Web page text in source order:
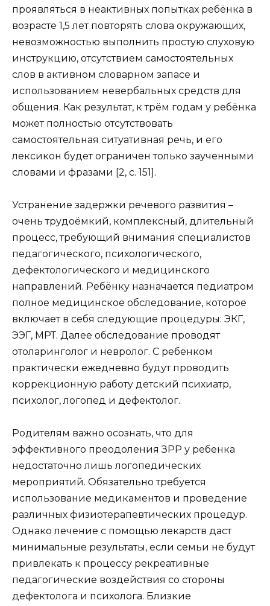
проявляться в неактивных попытках ребёнка в
возрасте 1,5 лет повторять слова окружающих,
невозможностью выполнить простую слуховую
инструкцию, отсутствием самостоятельных
слов в активном словарном запасе и
использованием невербальных средств для
общения. Как результат, к трём годам у ребёнка
может полностью отсутствовать
самостоятельная ситуативная речь, и его
лексикон будет ограничен только заученными
словами и фразами [2, с. 151].
Устранение задержки речевого развития –
очень трудоёмкий, комплексный, длительный
процесс, требующий внимания специалистов
педагогического, психологического,
дефектологического и медицинского
направлений. Ребёнку назначается педиатром
полное медицинское обследование, которое
включает в себя следующие процедуры: ЭКГ,
ЭЭГ, МРТ. Далее обследование проводят
отоларинголог и невролог. С ребёнком
практически ежедневно будут проводить
коррекционную работу детский психиатр,
психолог, логопед и дефектолог.
Родителям важно осознать, что для
эффективного преодоления ЗРР у ребенка
недостаточно лишь логопедических
мероприятий. Обязательно требуется
использование медикаментов и проведение
различных физиотерапевтических процедур.
Однако лечение с помощью лекарств даст
минимальные результаты, если семьи не будут
привлекать к процессу рекреативные
педагогические воздействия со стороны
дефектолога и психолога. Близкие